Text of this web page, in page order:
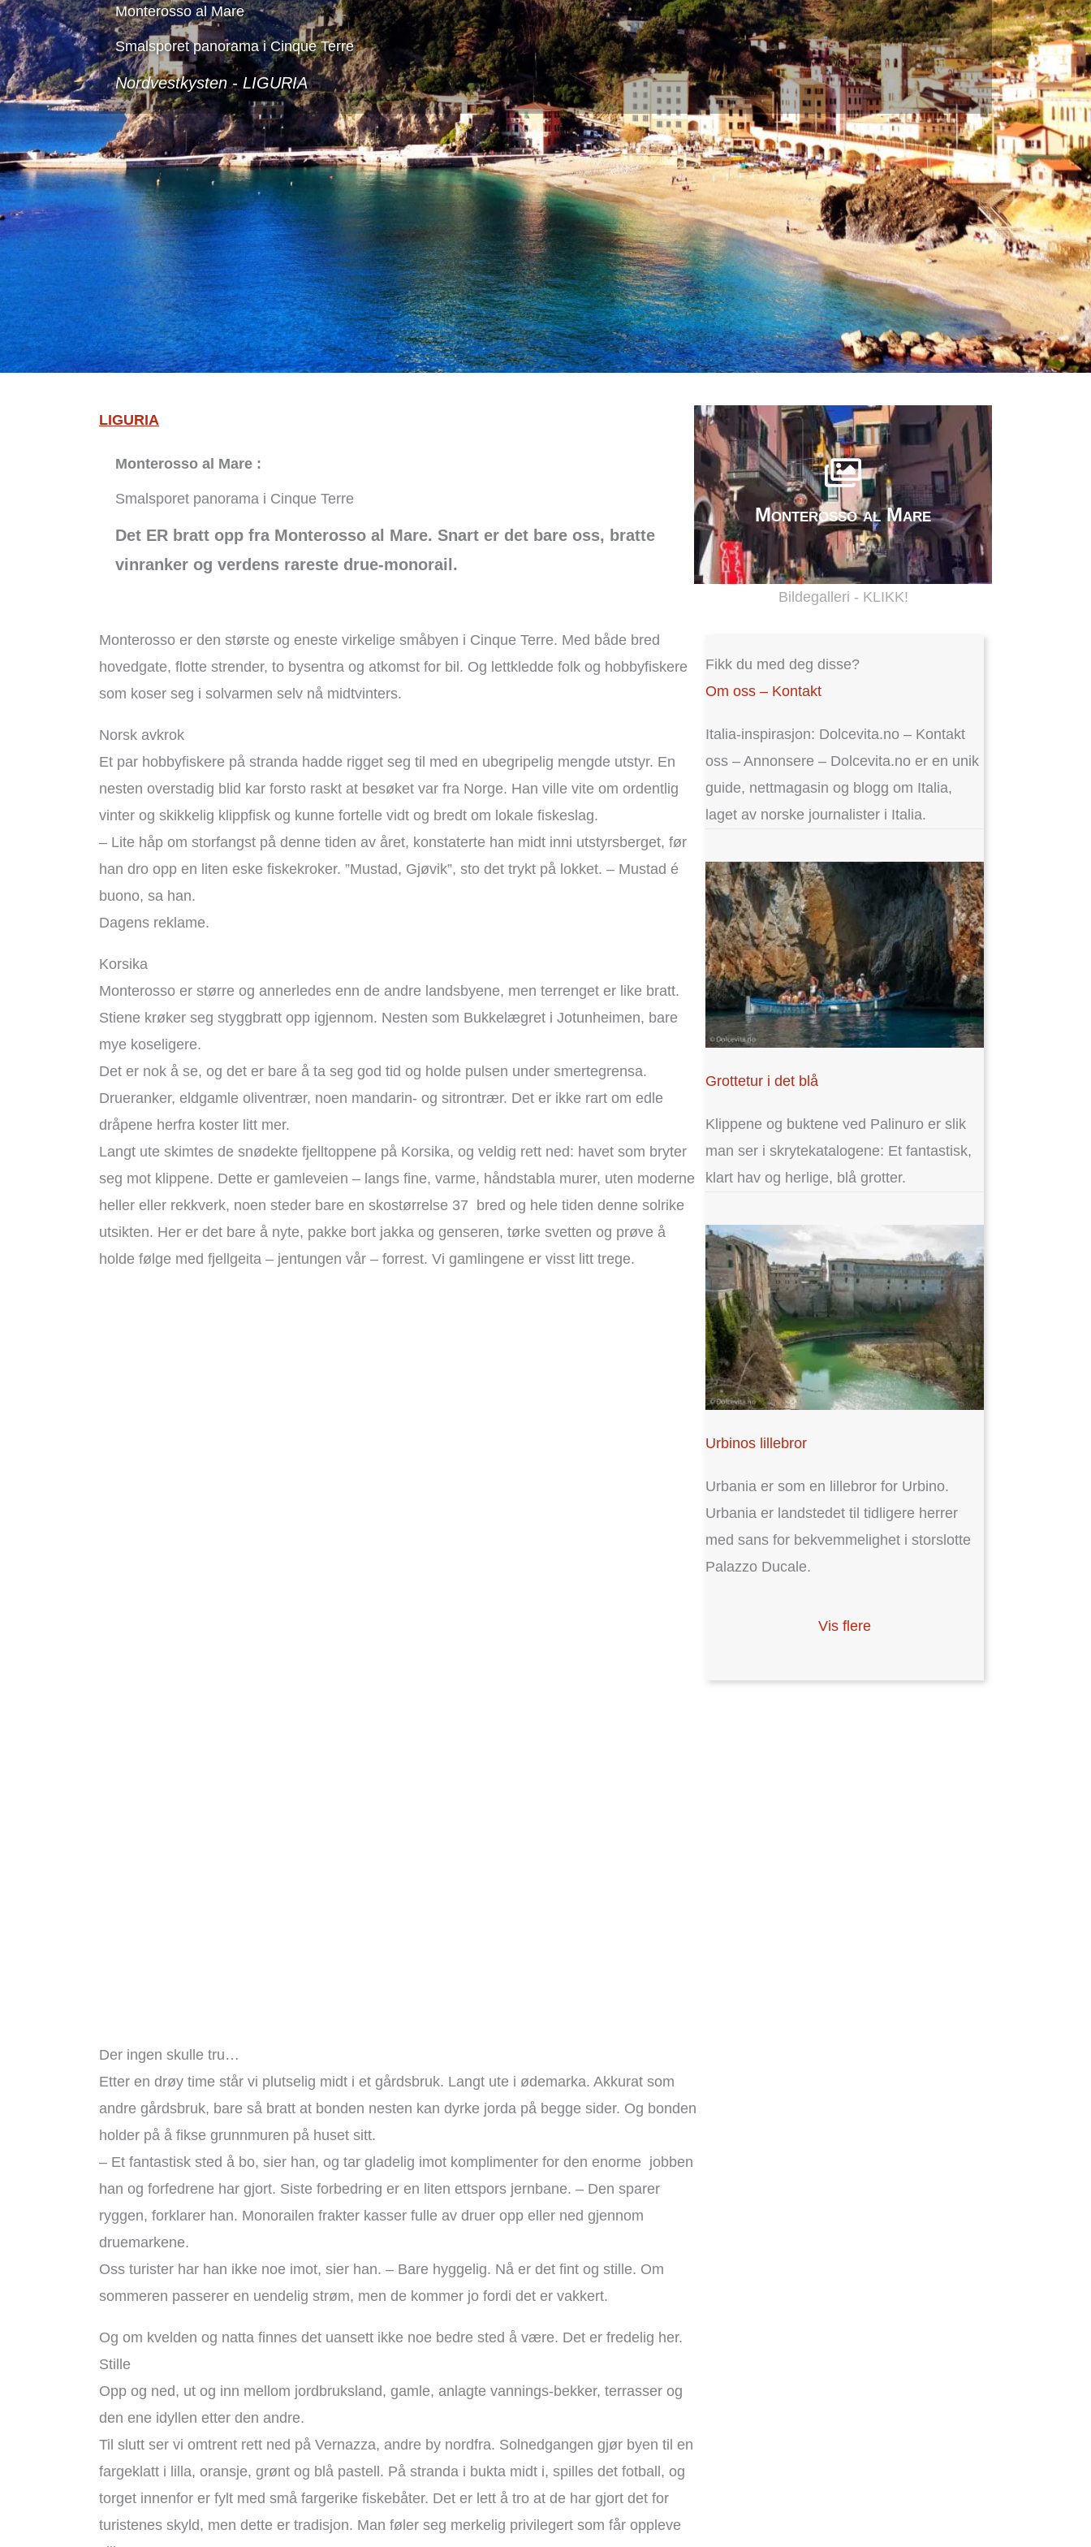
Monterosso al Mare
Smalsporet panorama i Cinque Terre
Nordvestkysten - LIGURIA
LIGURIA
Monterosso al Mare :
Smalsporet panorama i Cinque Terre
Det ER bratt opp fra Monterosso al Mare. Snart er det bare oss, bratte
vinranker og verdens rareste drue-monorail.
Monterosso al Mare
Bildegalleri - KLIKK!
Monterosso er den største og eneste virkelige småbyen i Cinque Terre. Med både bred
hovedgate, flotte strender, to bysentra og atkomst for bil. Og lettkledde folk og hobbyfiskere
som koser seg i solvarmen selv nå midtvinters.
Norsk avkrok
Et par hobbyfiskere på stranda hadde rigget seg til med en ubegripelig mengde utstyr. En
nesten overstadig blid kar forsto raskt at besøket var fra Norge. Han ville vite om ordentlig
vinter og skikkelig klippfisk og kunne fortelle vidt og bredt om lokale fiskeslag.
– Lite håp om storfangst på denne tiden av året, konstaterte han midt inni utstyrsberget, før
han dro opp en liten eske fiskekroker. ”Mustad, Gjøvik”, sto det trykt på lokket. – Mustad é
buono, sa han.
Dagens reklame.
Korsika
Monterosso er større og annerledes enn de andre landsbyene, men terrenget er like bratt.
Stiene krøker seg styggbratt opp igjennom. Nesten som Bukkelægret i Jotunheimen, bare
mye koseligere.
Det er nok å se, og det er bare å ta seg god tid og holde pulsen under smertegrensa.
Drueranker, eldgamle oliventrær, noen mandarin- og sitrontrær. Det er ikke rart om edle
dråpene herfra koster litt mer.
Langt ute skimtes de snødekte fjelltoppene på Korsika, og veldig rett ned: havet som bryter
seg mot klippene. Dette er gamleveien – langs fine, varme, håndstabla murer, uten moderne
heller eller rekkverk, noen steder bare en skostørrelse 37 bred og hele tiden denne solrike
utsikten. Her er det bare å nyte, pakke bort jakka og genseren, tørke svetten og prøve å
holde følge med fjellgeita – jentungen vår – forrest. Vi gamlingene er visst litt trege.
Der ingen skulle tru…
Etter en drøy time står vi plutselig midt i et gårdsbruk. Langt ute i ødemarka. Akkurat som
andre gårdsbruk, bare så bratt at bonden nesten kan dyrke jorda på begge sider. Og bonden
holder på å fikse grunnmuren på huset sitt.
– Et fantastisk sted å bo, sier han, og tar gladelig imot komplimenter for den enorme jobben
han og forfedrene har gjort. Siste forbedring er en liten ettspors jernbane. – Den sparer
ryggen, forklarer han. Monorailen frakter kasser fulle av druer opp eller ned gjennom
druemarkene.
Oss turister har han ikke noe imot, sier han. – Bare hyggelig. Nå er det fint og stille. Om
sommeren passerer en uendelig strøm, men de kommer jo fordi det er vakkert.
Og om kvelden og natta finnes det uansett ikke noe bedre sted å være. Det er fredelig her.
Stille
Opp og ned, ut og inn mellom jordbruksland, gamle, anlagte vannings-bekker, terrasser og
den ene idyllen etter den andre.
Til slutt ser vi omtrent rett ned på Vernazza, andre by nordfra. Solnedgangen gjør byen til en
fargeklatt i lilla, oransje, grønt og blå pastell. På stranda i bukta midt i, spilles det fotball, og
torget innenfor er fylt med små fargerike fiskebåter. Det er lett å tro at de har gjort det for
turistenes skyld, men dette er tradisjon. Man føler seg merkelig privilegert som får oppleve
Fikk du med deg disse?
Om oss – Kontakt
Italia-inspirasjon: Dolcevita.no – Kontakt
oss – Annonsere – Dolcevita.no er en unik
guide, nettmagasin og blogg om Italia,
laget av norske journalister i Italia.
Grottetur i det blå
Klippene og buktene ved Palinuro er slik
man ser i skrytekatalogene: Et fantastisk,
klart hav og herlige, blå grotter.
Urbinos lillebror
Urbania er som en lillebror for Urbino.
Urbania er landstedet til tidligere herrer
med sans for bekvemmelighet i storslotte
Palazzo Ducale.
Vis flere